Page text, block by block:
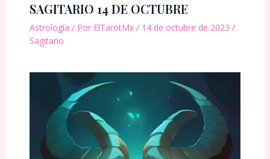
SAGITARIO 14 DE OCTUBRE
Astrología / Por ElTarotMx / 14 de octubre de 2023 /
Sagitario